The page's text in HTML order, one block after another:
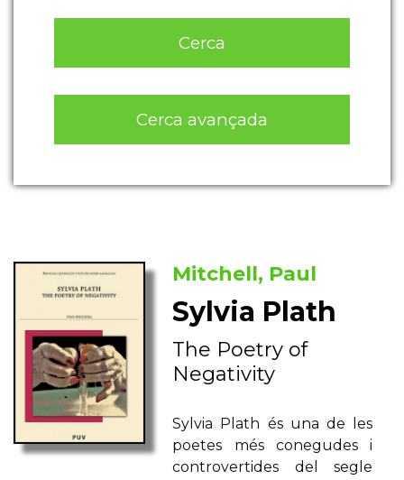
Cerca
Cerca avançada
Mitchell, Paul
Sylvia Plath
The Poetry of
Negativity
Sylvia Plath és una de les
poetes més conegudes i
controvertides del segle